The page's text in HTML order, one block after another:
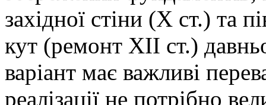
західної стіни (Х ст.) та
кут (ремонт ХІІ ст.)
варіант має важливі
реалізації не потрібно